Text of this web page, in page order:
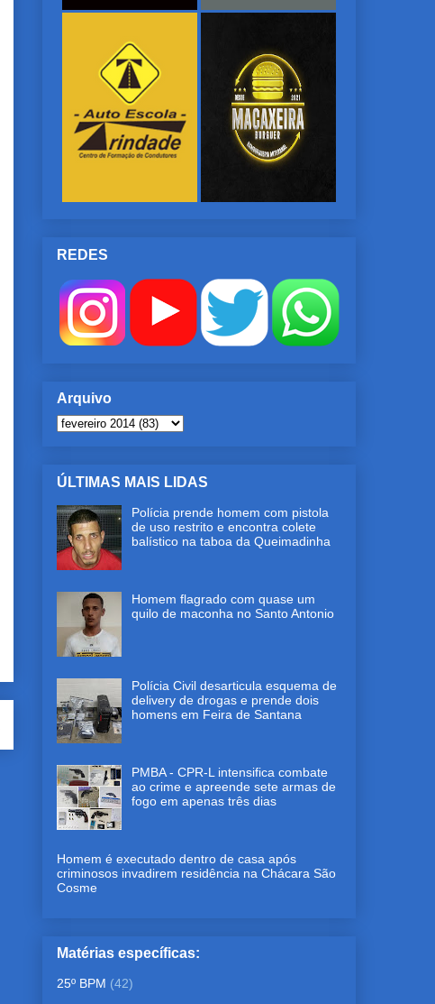
REDES
Arquivo
ÚLTIMAS MAIS LIDAS
Polícia prende homem com pistola
de uso restrito e encontra colete
balístico na taboa da Queimadinha
Homem flagrado com quase um
quilo de maconha no Santo Antonio
Polícia Civil desarticula esquema de
delivery de drogas e prende dois
homens em Feira de Santana
PMBA - CPR-L intensifica combate
ao crime e apreende sete armas de
fogo em apenas três dias
Homem é executado dentro de casa após
criminosos invadirem residência na Chácara São
Cosme
Matérias específicas:
25º BPM (42)